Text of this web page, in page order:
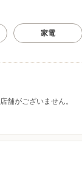
家電
舗がございません。